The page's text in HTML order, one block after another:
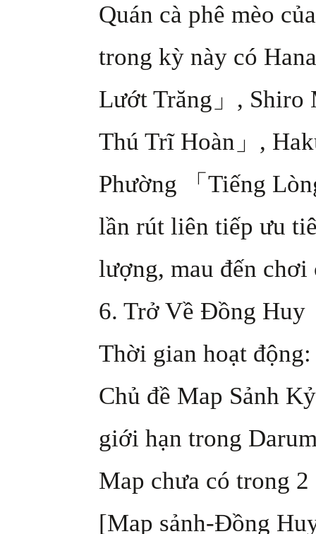
Quán cà phê mèo
trong kỳ này có
Lướt Trăng」, Shiro
Thú Trĩ Hoàn」,
Phường 「Tiếng
lần rút liên tiếp ưu
lượng, mau đến chơi
6. Trở Về Đồng Huy
Thời gian hoạt
Chủ đề Map Sảnh
giới hạn trong
Map chưa có trong
[Map sảnh-Đồng